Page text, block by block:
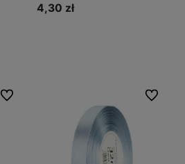
4,30 zł
Do ulubionych Do